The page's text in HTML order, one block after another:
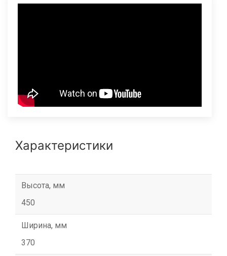
Характеристики
Высота, мм
450
Ширина, мм
370